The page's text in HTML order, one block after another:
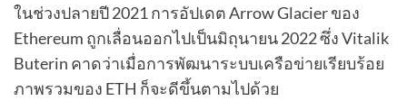
ในช่วงปลายปี 2021 การอัปเดต Arrow Glacier ของ
Ethereum ถูกเลื่อนออกไปเป็นมิถุนายน 2022 ซึ่ง Vitalik
Buterin คาดว่าเมื่อการพัฒนาระบบเครือข่ายเรียบร้อย
ภาพรวมของ ETH ก็จะดีขึ้นตามไปด้วย